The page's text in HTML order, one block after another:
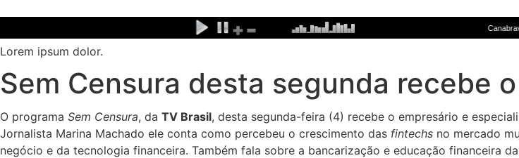
o
conteúdo
Lorem ipsum dolor.
Sem Censura desta segunda recebe
O programa Sem Censura, da TV Brasil, desta segunda-feira (4) recebe o empresário e
Jornalista Marina Machado ele conta como percebeu o crescimento das fintechs no mercado
negócio e da tecnologia financeira. Também fala sobre a bancarização e educação financeira